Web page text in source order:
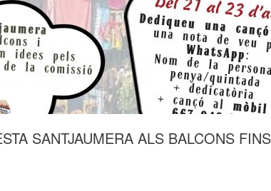
SANTJAUMERA ALS BALCONS